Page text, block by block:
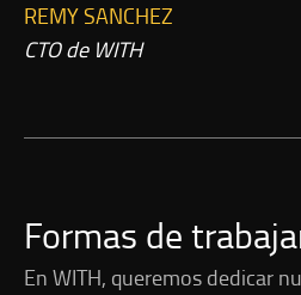
REMY SANCHEZ
CTO de WITH
Formas de
En WITH, queremos dedicar